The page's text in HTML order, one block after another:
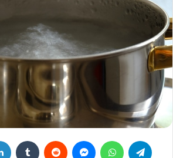
LinkedIn Tumblr Reddit MessengerWhatsApp